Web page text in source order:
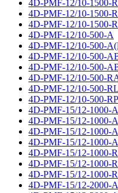
4D-PMF-12/10-1500-
4D-PMF-12/10-1500-
4D-PMF-12/10-1500-
4D-PMF-12/10-500-A
4D-PMF-12/10-500-
4D-PMF-12/10-500-
4D-PMF-12/10-500-
4D-PMF-12/10-500-
4D-PMF-12/10-500-
4D-PMF-12/10-500-
4D-PMF-15/12-1000-A
4D-PMF-15/12-1000-
4D-PMF-15/12-1000-
4D-PMF-15/12-1000-
4D-PMF-15/12-1000-
4D-PMF-15/12-1000-
4D-PMF-15/12-1000-
4D-PMF-15/12-2000-A